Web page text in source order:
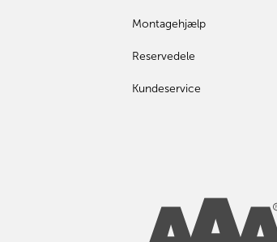
Montagehjælp
Reservedele
Kundeservice